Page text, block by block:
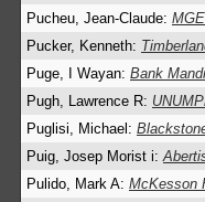
Pucheu, Jean-Claude:
Pucker, Kenneth:
Puge, I Wayan: Bank
Pugh, Lawrence R:
Puglisi, Michael:
Puig, Josep Morist i:
Pulido, Mark A: McKesson